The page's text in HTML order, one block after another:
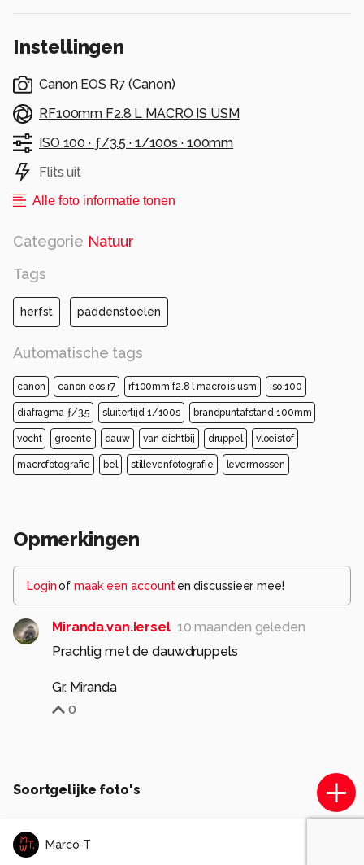
en de warme tinten vangen het stille moment
voordat de dag ontwaakt.
Alle rechten voorbehouden
Instellingen
Canon EOS R7 (Canon)
RF100mm F2.8 L MACRO IS USM
ISO 100 · ƒ/3.5 · 1/100s · 100mm
Flits uit
Alle foto informatie tonen
Categorie Natuur
Tags
herfst paddenstoelen
Automatische tags
canon canon eos r7 rf100mm f2.8 l macro is usm iso 100
diafragma ƒ/3.5 sluitertijd 1/100s brandpuntafstand 100mm
vocht groente dauw van dichtbij druppel vloeistof
macrofotografie bel stillevenfotografie levermossen
Opmerkingen
Loginof maak een account en discussieer mee!
Miranda.van.Iersel 10 maanden geleden
Prachtig met de dauwdruppels
Gr. Miranda
0
Soortgelijke foto's
Marco-T